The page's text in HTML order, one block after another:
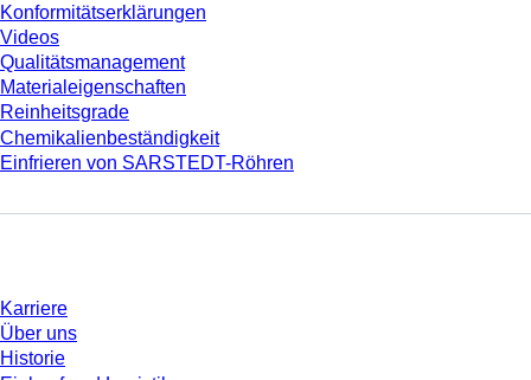
Konformitätserklärungen
Videos
Qualitätsmanagement
Materialeigenschaften
Reinheitsgrade
Chemikalienbeständigkeit
Einfrieren von SARSTEDT-Röhren
Karriere
Über uns
Historie